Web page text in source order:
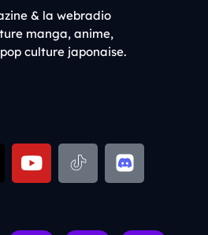
& la webradio
manga, anime,
culture japonaise.